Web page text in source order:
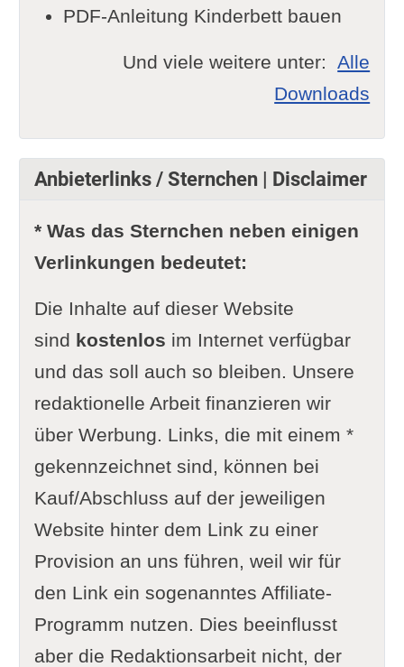
PDF-Anleitung Kinderbett bauen
Und viele weitere unter:Alle
Downloads
Anbieterlinks / Sternchen | Disclaimer
* Was das Sternchen neben einigen
Verlinkungen bedeutet:
Die Inhalte auf dieser Website
sind kostenlos im Internet verfügbar
und das soll auch so bleiben. Unsere
redaktionelle Arbeit finanzieren wir
über Werbung. Links, die mit einem *
gekennzeichnet sind, können bei
Kauf/Abschluss auf der jeweiligen
Website hinter dem Link zu einer
Provision an uns führen, weil wir für
den Link ein sogenanntes Affiliate-
Programm nutzen. Dies beeinflusst
aber die Redaktionsarbeit nicht, der